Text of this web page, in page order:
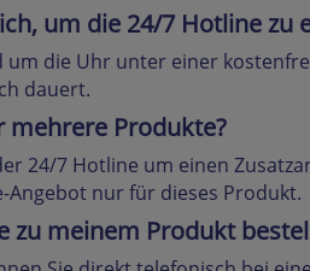
um die 24/7 Hotline zu
die Uhr unter einer
dauert.
mehrere Produkte?
24/7 Hotline um einen
Angebot nur für dieses Produkt.
zu meinem Produkt